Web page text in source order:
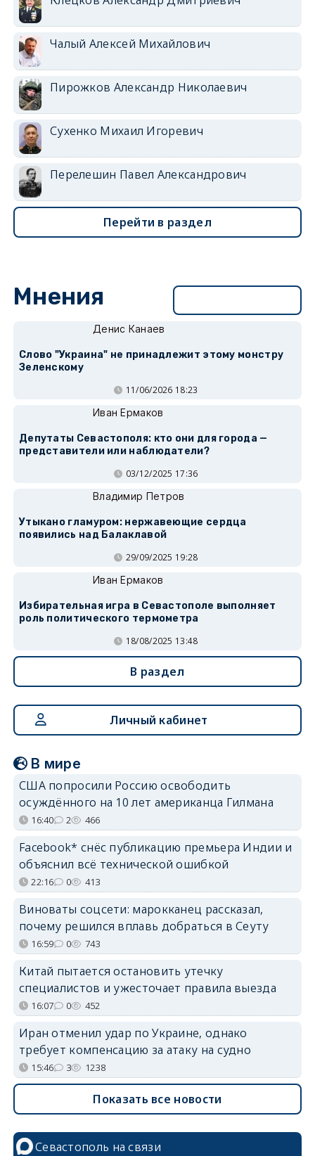
Чалый Алексей Михайлович
Пирожков Александр Николаевич
Сухенко Михаил Игоревич
Перелешин Павел Александрович
Перейти в раздел
Мнения
Денис Канаев
Слово "Украина" не принадлежит этому монстру
Зеленскому
11/06/2026 18:23
Иван Ермаков
Депутаты Севастополя: кто они для города —
представители или наблюдатели?
03/12/2025 17:36
Владимир Петров
Утыкано гламуром: нержавеющие сердца
появились над Балаклавой
29/09/2025 19:28
Иван Ермаков
Избирательная игра в Севастополе выполняет
роль политического термометра
18/08/2025 13:48
В раздел
Личный кабинет
В мире
США попросили Россию освободить
осуждённого на 10 лет американца Гилмана
16:40 2 466
Facebook* снёс публикацию премьера Индии и
объяснил всё технической ошибкой
22:16 0 413
Виноваты соцсети: марокканец рассказал,
почему решился вплавь добраться в Сеуту
16:59 0 743
Китай пытается остановить утечку
специалистов и ужесточает правила выезда
16:07 0 452
Иран отменил удар по Украине, однако
требует компенсацию за атаку на судно
15:46 3 1238
Показать все новости
Севастополь на связи